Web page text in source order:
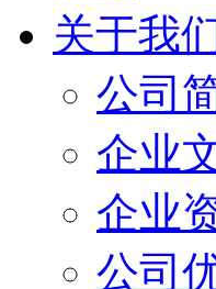
关于我
公司
企业
企业
公司